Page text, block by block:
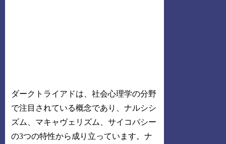
ダークトライアドは、社会心理学の分野
で注目されている概念であり、ナルシシ
ズム、マキャヴェリズム、サイコパシー
の3つの特性から成り立っています。ナ